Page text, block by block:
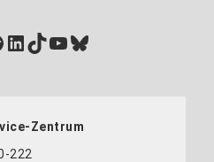
LinkedIn
TikTok
YouTube
Bluesky
Zentrum
222